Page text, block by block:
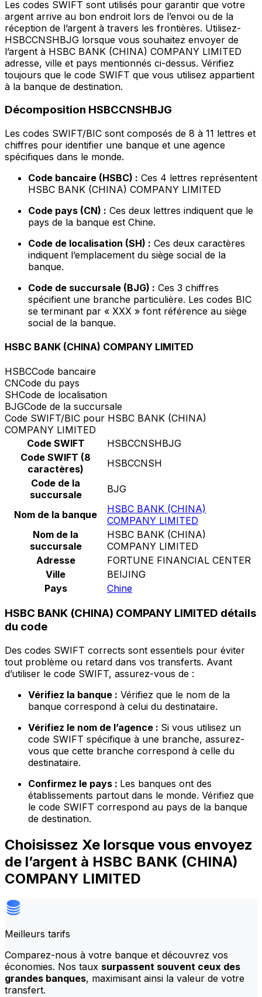
Les codes SWIFT sont utilisés pour garantir que votre
argent arrive au bon endroit lors de l’envoi ou de la
réception de l’argent à travers les frontières. Utilisez-
HSBCCNSHBJG lorsque vous souhaitez envoyer de
l’argent à HSBC BANK (CHINA) COMPANY LIMITED
adresse, ville et pays mentionnés ci-dessus. Vérifiez
toujours que le code SWIFT que vous utilisez appartient
à la banque de destination.
Décomposition HSBCCNSHBJG
Les codes SWIFT/BIC sont composés de 8 à 11 lettres et
chiffres pour identifier une banque et une agence
spécifiques dans le monde.
Code bancaire (HSBC) : Ces 4 lettres représentent
HSBC BANK (CHINA) COMPANY LIMITED
Code pays (CN) : Ces deux lettres indiquent que le
pays de la banque est Chine.
Code de localisation (SH) : Ces deux caractères
indiquent l’emplacement du siège social de la
banque.
Code de succursale (BJG) : Ces 3 chiffres
spécifient une branche particulière. Les codes BIC
se terminant par « XXX » font référence au siège
social de la banque.
HSBC BANK (CHINA) COMPANY LIMITED
HSBCCode bancaire
CNCode du pays
SHCode de localisation
BJGCode de la succursale
Code SWIFT/BIC pour HSBC BANK (CHINA)
COMPANY LIMITED
Code SWIFT
HSBCCNSHBJG
Code SWIFT (8
caractères)
HSBCCNSH
Code de la
succursale
BJG
Nom de la banque
HSBC BANK (CHINA)
COMPANY LIMITED
Nom de la
succursale
HSBC BANK (CHINA)
COMPANY LIMITED
Adresse
FORTUNE FINANCIAL CENTER
Ville
BEIJING
Pays
Chine
HSBC BANK (CHINA) COMPANY LIMITED détails
du code
Des codes SWIFT corrects sont essentiels pour éviter
tout problème ou retard dans vos transferts. Avant
d’utiliser le code SWIFT, assurez-vous de :
Vérifiez la banque : Vérifiez que le nom de la
banque correspond à celui du destinataire.
Vérifiez le nom de l’agence : Si vous utilisez un
code SWIFT spécifique à une branche, assurez-
vous que cette branche correspond à celle du
destinataire.
Confirmez le pays : Les banques ont des
établissements partout dans le monde. Vérifiez que
le code SWIFT correspond au pays de la banque
de destination.
Choisissez Xe lorsque vous envoyez
de l’argent à HSBC BANK (CHINA)
COMPANY LIMITED
Meilleurs tarifs
Comparez-nous à votre banque et découvrez vos
économies. Nos taux surpassent souvent ceux des
grandes banques, maximisant ainsi la valeur de votre
transfert.